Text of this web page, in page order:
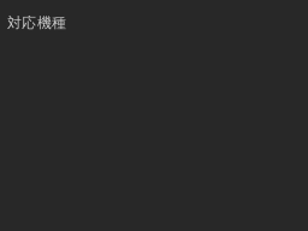
対応機種